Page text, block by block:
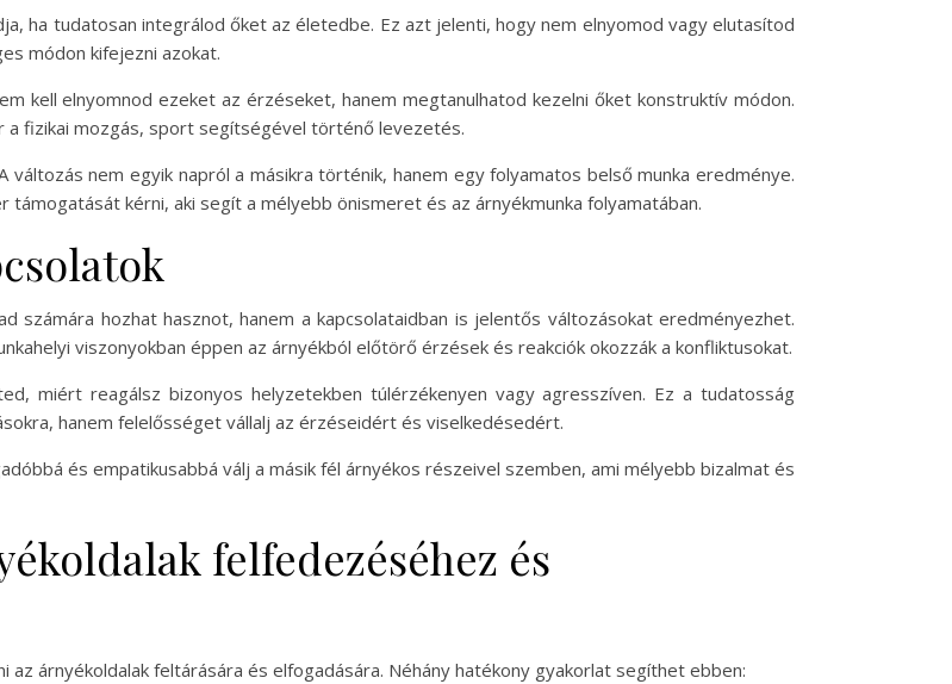
ha tudatosan integrálod őket az életedbe. Ez azt jelenti, hogy nem elnyomod vagy elutasítod
módon kifejezni azokat.
kell elnyomnod ezeket az érzéseket, hanem megtanulhatod kezelni őket konstruktív módon.
a fizikai mozgás, sport segítségével történő levezetés.
nem egyik napról a másikra történik, hanem egy folyamatos belső munka eredménye.
kérni, aki segít a mélyebb önismeret és az árnyékmunka folyamatában.
számára hozhat hasznot, hanem a kapcsolataidban is jelentős változásokat eredményezhet.
viszonyokban éppen az árnyékból előtörő érzések és reakciók okozzák a konfliktusokat.
miért reagálsz bizonyos helyzetekben túlérzékenyen vagy agresszíven. Ez a tudatosság
hanem felelősséget vállalj az érzéseidért és viselkedésedért.
és empatikusabbá válj a másik fél árnyékos részeivel szemben, ami mélyebb bizalmat és
felfedezéséhez és
árnyékoldalak feltárására és elfogadására. Néhány hatékony gyakorlat segíthet ebben: